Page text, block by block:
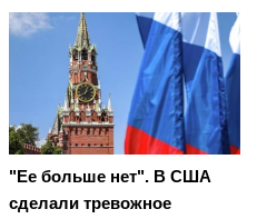
"Ее больше нет". В США
сделали тревожное